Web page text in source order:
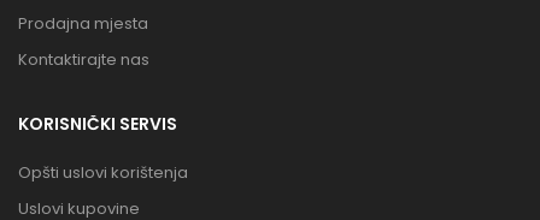
Prodajna mjesta
Kontaktirajte nas
KORISNIČKI SERVIS
Opšti uslovi korištenja
Uslovi kupovine